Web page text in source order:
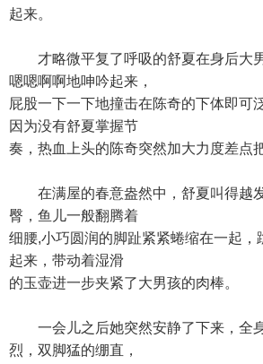
起来。
才略微平复了呼吸的舒夏在身后大
嗯嗯啊啊地呻吟起来，
屁股一下一下地撞击在陈奇的下体即可
因为没有舒夏掌握节
奏，热血上头的陈奇突然加大力度差点
在满屋的春意盎然中，舒夏叫得越
臀，鱼儿一般翻腾着
细腰,小巧圆润的脚趾紧紧蜷缩在一起，
起来，带动着湿滑
的玉壶进一步夹紧了大男孩的肉棒。
一会儿之后她突然安静了下来，全
烈，双脚猛的绷直，